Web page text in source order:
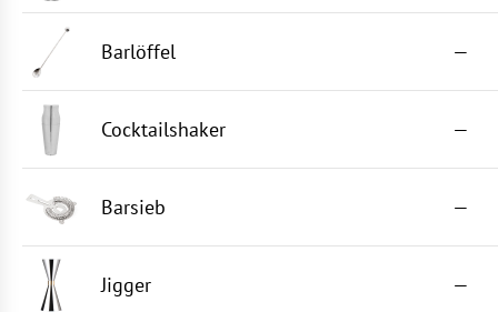
Barlöffel —
Cocktailshaker —
Barsieb —
Jigger —